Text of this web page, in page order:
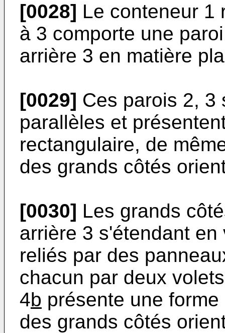
[0028] Le conteneur 1
à 3 comporte une
arrière 3 en matière
[0029] Ces parois 2, 3
parallèles et
rectangulaire, de
des grands côtés
[0030] Les grands
arrière 3 s'étendant
reliés par des
chacun par deux
4b présente une
des grands côtés